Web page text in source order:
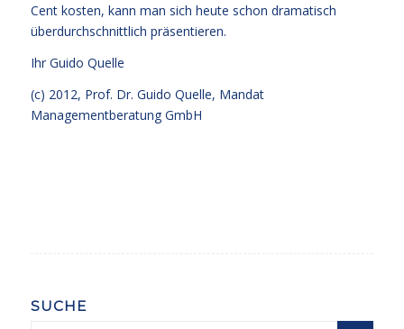
Cent kosten, kann man sich heute schon dramatisch
überdurchschnittlich präsentieren.
Ihr Guido Quelle
(c) 2012, Prof. Dr. Guido Quelle, Mandat
Managementberatung GmbH
SUCHE